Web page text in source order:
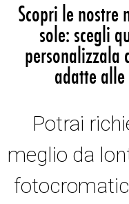
Scopri le nostre
sole: scegli
personalizzala
adatte alle
Potrai
meglio da